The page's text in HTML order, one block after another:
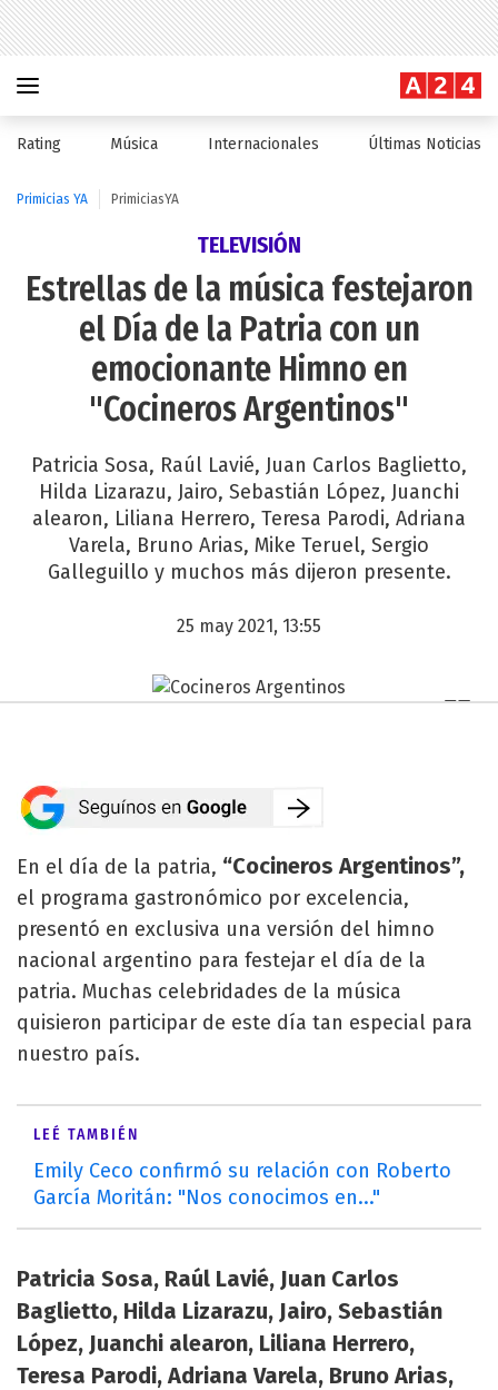
Rating Música Internacionales Últimas Noticias
Primicias YA PrimiciasYA
TELEVISIÓN
Estrellas de la música festejaron
el Día de la Patria con un
emocionante Himno en
"Cocineros Argentinos"
Patricia Sosa, Raúl Lavié, Juan Carlos Baglietto,
Hilda Lizarazu, Jairo, Sebastián López, Juanchi
alearon, Liliana Herrero, Teresa Parodi, Adriana
Varela, Bruno Arias, Mike Teruel, Sergio
Galleguillo y muchos más dijeron presente.
25 may 2021, 13:55
En el día de la patria, “Cocineros Argentinos”,
el programa gastronómico por excelencia,
presentó en exclusiva una versión del himno
nacional argentino para festejar el día de la
patria. Muchas celebridades de la música
quisieron participar de este día tan especial para
nuestro país.
LEÉ TAMBIÉN
Emily Ceco confirmó su relación con Roberto
García Moritán: "Nos conocimos en..."
Patricia Sosa, Raúl Lavié, Juan Carlos
Baglietto, Hilda Lizarazu, Jairo, Sebastián
López, Juanchi alearon, Liliana Herrero,
Teresa Parodi, Adriana Varela, Bruno Arias,